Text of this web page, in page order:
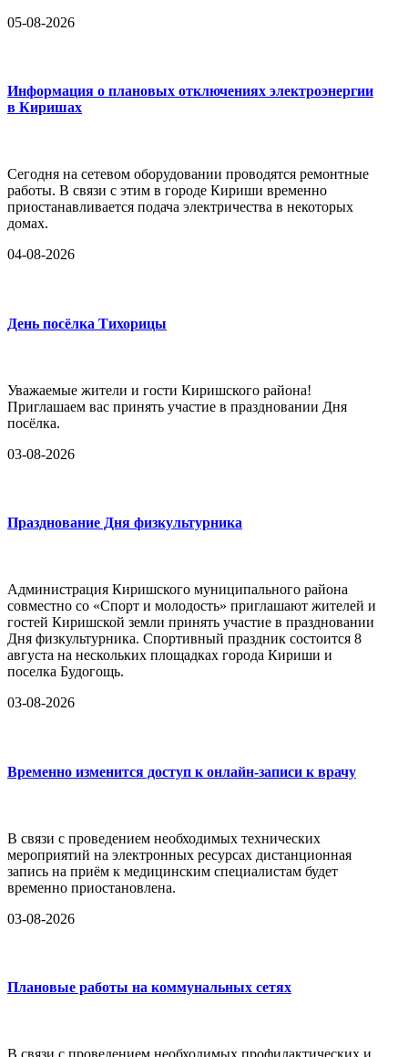
05-08-2026
Информация о плановых отключениях электроэнергии
в Киришах
Сегодня на сетевом оборудовании проводятся ремонтные
работы. В связи с этим в городе Кириши временно
приостанавливается подача электричества в некоторых
домах.
04-08-2026
День посёлка Тихорицы
Уважаемые жители и гости Киришского района!
Приглашаем вас принять участие в праздновании Дня
посёлка.
03-08-2026
Празднование Дня физкультурника
Администрация Киришского муниципального района
совместно со «Спорт и молодость» приглашают жителей и
гостей Киришской земли принять участие в праздновании
Дня физкультурника. Спортивный праздник состоится 8
августа на нескольких площадках города Кириши и
поселка Будогощь.
03-08-2026
Временно изменится доступ к онлайн-записи к врачу
В связи с проведением необходимых технических
мероприятий на электронных ресурсах дистанционная
запись на приём к медицинским специалистам будет
временно приостановлена.
03-08-2026
Плановые работы на коммунальных сетях